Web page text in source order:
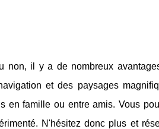
non, il y a de nombreux
et des paysages
en famille ou entre amis. Vous
N'hésitez donc plus et